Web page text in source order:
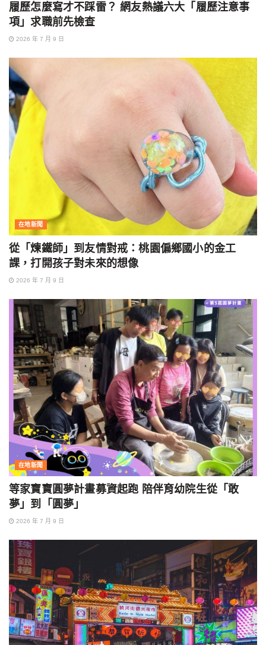
履歷怎麼寫才不踩雷？ 網友熱議六大「履歷注意事
項」求職前先檢查
2026 年 7 月 9 日
在地新聞
從「煉鐵師」到友情對戒：桃園偏鄉國小的金工
課，打開孩子對未來的想像
2026 年 7 月 9 日
在地新聞
等家寶寶圓夢計畫募資起跑 陪伴育幼院生從「敢
夢」到「圓夢」
2026 年 7 月 9 日